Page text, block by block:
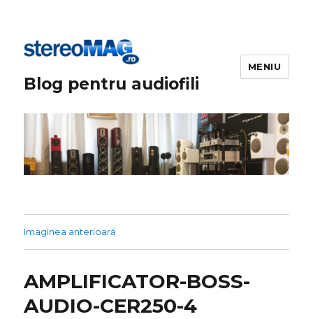
Blog pentru audiofili
MENIU
Imaginea anterioară
AMPLIFICATOR-BOSS-
AUDIO-CER250-4